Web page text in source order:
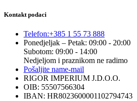
Kontakt podaci
Telefon:+385 1 55 73 888
Ponedjeljak – Petak: 09:00 - 20:00
Subotom: 09:00 - 14:00
Nedjeljom i praznikom ne radimo
Pošaljite name-mail
RIGOR IMPERIUM J.D.O.O.
OIB: 55507566304
IBAN: HR8023600001102794743